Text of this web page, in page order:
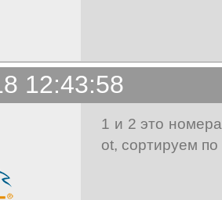
12:43:58
1 и 2 это
ot, сортируем